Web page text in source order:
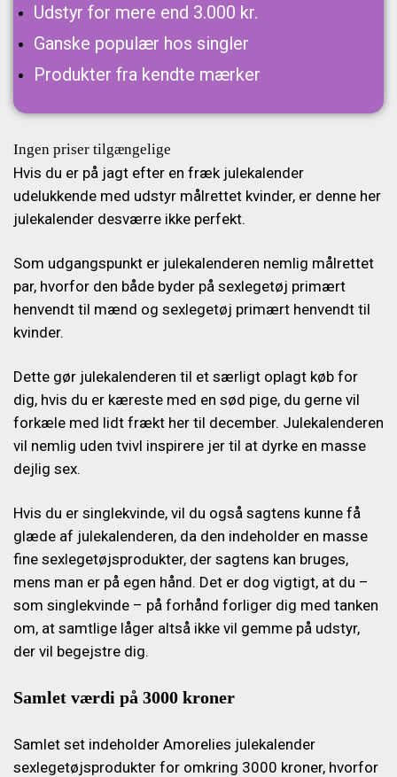
Udstyr for mere end 3.000 kr.
Ganske populær hos singler
Produkter fra kendte mærker
Ingen priser tilgængelige
Hvis du er på jagt efter en fræk julekalender
udelukkende med udstyr målrettet kvinder, er denne her
julekalender desværre ikke perfekt.
Som udgangspunkt er julekalenderen nemlig målrettet
par, hvorfor den både byder på sexlegetøj primært
henvendt til mænd og sexlegetøj primært henvendt til
kvinder.
Dette gør julekalenderen til et særligt oplagt køb for
dig, hvis du er kæreste med en sød pige, du gerne vil
forkæle med lidt frækt her til december. Julekalenderen
vil nemlig uden tvivl inspirere jer til at dyrke en masse
dejlig sex.
Hvis du er singlekvinde, vil du også sagtens kunne få
glæde af julekalenderen, da den indeholder en masse
fine sexlegetøjsprodukter, der sagtens kan bruges,
mens man er på egen hånd. Det er dog vigtigt, at du –
som singlekvinde – på forhånd forliger dig med tanken
om, at samtlige låger altså ikke vil gemme på udstyr,
der vil begejstre dig.
Samlet værdi på 3000 kroner
Samlet set indeholder Amorelies julekalender
sexlegetøjsprodukter for omkring 3000 kroner, hvorfor